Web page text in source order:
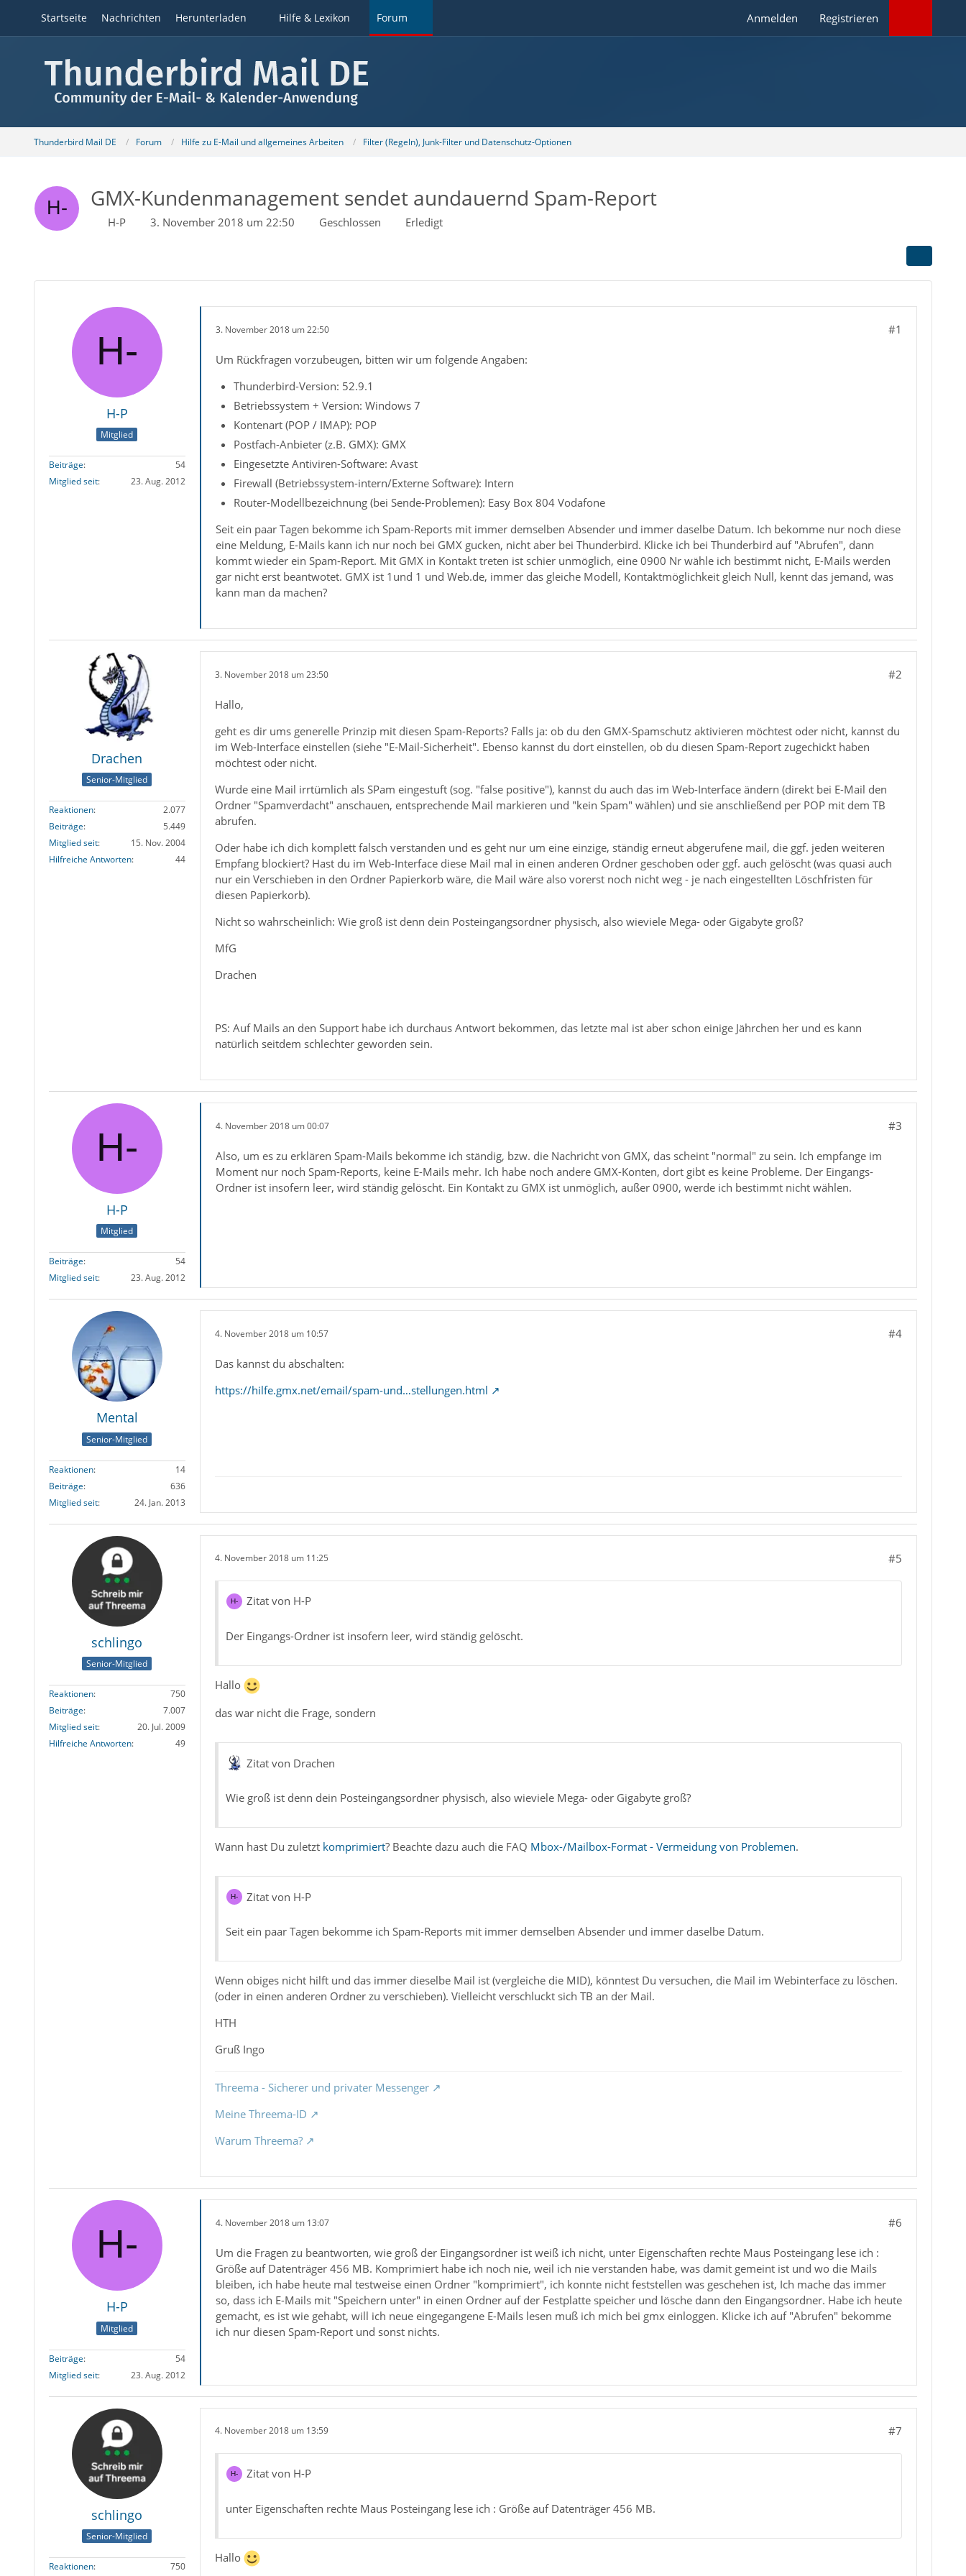
Startseite Nachrichten Herunterladen Hilfe & Lexikon Forum Anmelden Registrieren
Thunderbird Mail DE Forum Hilfe zu E-Mail und allgemeines Arbeiten Filter (Regeln), Junk-Filter und Datenschutz-Optionen
GMX-Kundenmanagement sendet aundauernd Spam-Report
H-P 3. November 2018 um 22:50 Geschlossen Erledigt
H-P
Mitglied
Beiträge
54
Mitglied seit
23. Aug. 2012
3. November 2018 um 22:50 #1
Um Rückfragen vorzubeugen, bitten wir um folgende Angaben:
Thunderbird-Version: 52.9.1
Betriebssystem + Version: Windows 7
Kontenart (POP / IMAP): POP
Postfach-Anbieter (z.B. GMX): GMX
Eingesetzte Antiviren-Software: Avast
Firewall (Betriebssystem-intern/Externe Software): Intern
Router-Modellbezeichnung (bei Sende-Problemen): Easy Box 804 Vodafone
Seit ein paar Tagen bekomme ich Spam-Reports mit immer demselben Absender und immer daselbe Datum. Ich bekomme nur noch diese
eine Meldung, E-Mails kann ich nur noch bei GMX gucken, nicht aber bei Thunderbird. Klicke ich bei Thunderbird auf "Abrufen", dann
kommt wieder ein Spam-Report. Mit GMX in Kontakt treten ist schier unmöglich, eine 0900 Nr wähle ich bestimmt nicht, E-Mails werden
gar nicht erst beantwotet. GMX ist 1und 1 und Web.de, immer das gleiche Modell, Kontaktmöglichkeit gleich Null, kennt das jemand, was
kann man da machen?
Drachen
Senior-Mitglied
Reaktionen
2.077
Beiträge
5.449
Mitglied seit
15. Nov. 2004
Hilfreiche Antworten
44
3. November 2018 um 23:50 #2
Hallo,
geht es dir ums generelle Prinzip mit diesen Spam-Reports? Falls ja: ob du den GMX-Spamschutz aktivieren möchtest oder nicht, kannst du
im Web-Interface einstellen (siehe "E-Mail-Sicherheit". Ebenso kannst du dort einstellen, ob du diesen Spam-Report zugechickt haben
möchtest oder nicht.
Wurde eine Mail irrtümlich als SPam eingestuft (sog. "false positive"), kannst du auch das im Web-Interface ändern (direkt bei E-Mail den
Ordner "Spamverdacht" anschauen, entsprechende Mail markieren und "kein Spam" wählen) und sie anschließend per POP mit dem TB
abrufen.
Oder habe ich dich komplett falsch verstanden und es geht nur um eine einzige, ständig erneut abgerufene mail, die ggf. jeden weiteren
Empfang blockiert? Hast du im Web-Interface diese Mail mal in einen anderen Ordner geschoben oder ggf. auch gelöscht (was quasi auch
nur ein Verschieben in den Ordner Papierkorb wäre, die Mail wäre also vorerst noch nicht weg - je nach eingestellten Löschfristen für
diesen Papierkorb).
Nicht so wahrscheinlich: Wie groß ist denn dein Posteingangsordner physisch, also wieviele Mega- oder Gigabyte groß?
MfG
Drachen
PS: Auf Mails an den Support habe ich durchaus Antwort bekommen, das letzte mal ist aber schon einige Jährchen her und es kann
natürlich seitdem schlechter geworden sein.
H-P
Mitglied
Beiträge
54
Mitglied seit
23. Aug. 2012
4. November 2018 um 00:07 #3
Also, um es zu erklären Spam-Mails bekomme ich ständig, bzw. die Nachricht von GMX, das scheint "normal" zu sein. Ich empfange im
Moment nur noch Spam-Reports, keine E-Mails mehr. Ich habe noch andere GMX-Konten, dort gibt es keine Probleme. Der Eingangs-
Ordner ist insofern leer, wird ständig gelöscht. Ein Kontakt zu GMX ist unmöglich, außer 0900, werde ich bestimmt nicht wählen.
Mental
Senior-Mitglied
Reaktionen
14
Beiträge
636
Mitglied seit
24. Jan. 2013
4. November 2018 um 10:57 #4
Das kannst du abschalten:
https://hilfe.gmx.net/email/spam-und…stellungen.html
schlingo
Senior-Mitglied
Reaktionen
750
Beiträge
7.007
Mitglied seit
20. Jul. 2009
Hilfreiche Antworten
49
4. November 2018 um 11:25 #5
Zitat von H-P
Der Eingangs-Ordner ist insofern leer, wird ständig gelöscht.
Hallo
das war nicht die Frage, sondern
Zitat von Drachen
Wie groß ist denn dein Posteingangsordner physisch, also wieviele Mega- oder Gigabyte groß?
Wann hast Du zuletzt komprimiert? Beachte dazu auch die FAQ Mbox-/Mailbox-Format - Vermeidung von Problemen.
Zitat von H-P
Seit ein paar Tagen bekomme ich Spam-Reports mit immer demselben Absender und immer daselbe Datum.
Wenn obiges nicht hilft und das immer dieselbe Mail ist (vergleiche die MID), könntest Du versuchen, die Mail im Webinterface zu löschen.
(oder in einen anderen Ordner zu verschieben). Vielleicht verschluckt sich TB an der Mail.
HTH
Gruß Ingo
Threema - Sicherer und privater Messenger
Meine Threema-ID
Warum Threema?
H-P
Mitglied
Beiträge
54
Mitglied seit
23. Aug. 2012
4. November 2018 um 13:07 #6
Um die Fragen zu beantworten, wie groß der Eingangsordner ist weiß ich nicht, unter Eigenschaften rechte Maus Posteingang lese ich :
Größe auf Datenträger 456 MB. Komprimiert habe ich noch nie, weil ich nie verstanden habe, was damit gemeint ist und wo die Mails
bleiben, ich habe heute mal testweise einen Ordner "komprimiert", ich konnte nicht feststellen was geschehen ist, Ich mache das immer
so, dass ich E-Mails mit "Speichern unter" in einen Ordner auf der Festplatte speicher und lösche dann den Eingangsordner. Habe ich heute
gemacht, es ist wie gehabt, will ich neue eingegangene E-Mails lesen muß ich mich bei gmx einloggen. Klicke ich auf "Abrufen" bekomme
ich nur diesen Spam-Report und sonst nichts.
schlingo
Senior-Mitglied
Reaktionen 750
4. November 2018 um 13:59 #7
Zitat von H-P
unter Eigenschaften rechte Maus Posteingang lese ich : Größe auf Datenträger 456 MB.
Hallo